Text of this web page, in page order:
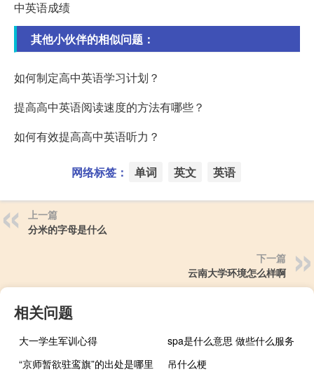
中英语成绩
其他小伙伴的相似问题：
如何制定高中英语学习计划？
提高高中英语阅读速度的方法有哪些？
如何有效提高高中英语听力？
网络标签： 单词 英文 英语
上一篇
分米的字母是什么
下一篇
云南大学环境怎么样啊
相关问题
大一学生军训心得
spa是什么意思 做些什么服务
“京师暂欲驻鸾旗”的出处是哪里
吊什么梗